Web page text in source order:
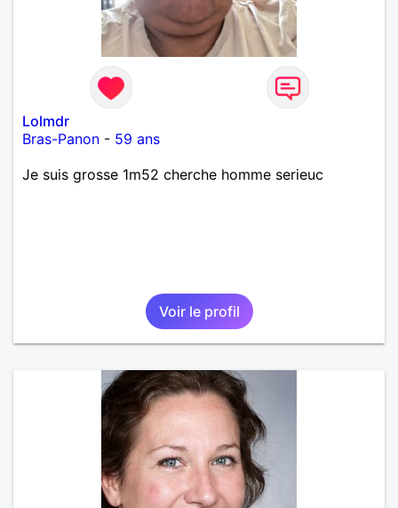
Lolmdr
Bras-Panon - 59 ans
Je suis grosse 1m52 cherche homme serieuc
Voir le profil